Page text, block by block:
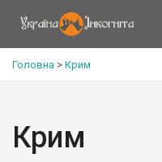
Головна > Крим
Крим